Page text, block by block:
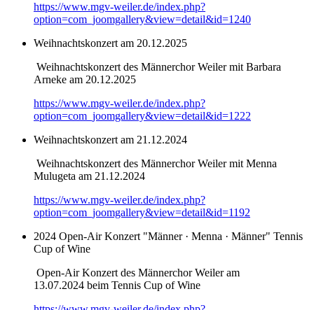
https://www.mgv-weiler.de/index.php?
option=com_joomgallery&view=detail&id=1240
Weihnachtskonzert am 20.12.2025
Weihnachtskonzert des Männerchor Weiler mit Barbara
Arneke am 20.12.2025
https://www.mgv-weiler.de/index.php?
option=com_joomgallery&view=detail&id=1222
Weihnachtskonzert am 21.12.2024
Weihnachtskonzert des Männerchor Weiler mit Menna
Mulugeta am 21.12.2024
https://www.mgv-weiler.de/index.php?
option=com_joomgallery&view=detail&id=1192
2024 Open-Air Konzert "Männer · Menna · Männer" Tennis
Cup of Wine
Open-Air Konzert des Männerchor Weiler am
13.07.2024 beim Tennis Cup of Wine